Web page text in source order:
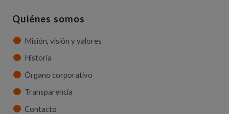
Quiénes somos
Misión, visión y valores
Historia
Órgano corporativo
Transparencia
Contacto